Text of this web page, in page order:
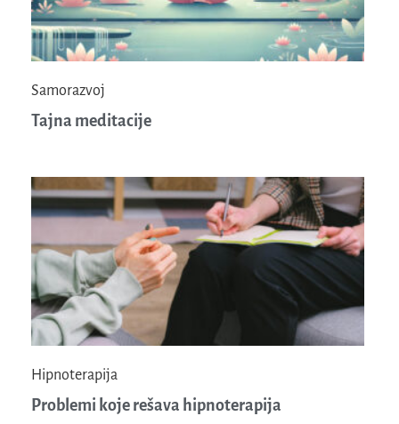
Samorazvoj
Tajna meditacije
Hipnoterapija
Problemi koje rešava hipnoterapija